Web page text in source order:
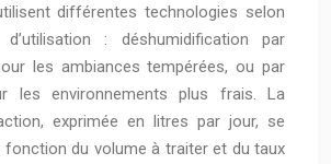
différentes technologies selon
: déshumidification par
les ambiances tempérées, ou par
les environnements plus frais. La
exprimée en litres par jour, se
fonction du volume à traiter et du taux